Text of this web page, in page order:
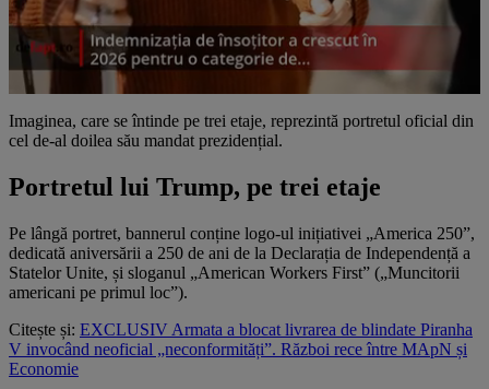
Imaginea, care se întinde pe trei etaje, reprezintă portretul oficial din
cel de-al doilea său mandat prezidențial.
Portretul lui Trump, pe trei etaje
Pe lângă portret, bannerul conține logo-ul inițiativei „America 250”,
dedicată aniversării a 250 de ani de la Declarația de Independență a
Statelor Unite, și sloganul „American Workers First” („Muncitorii
americani pe primul loc”).
Citește și: EXCLUSIV Armata a blocat livrarea de blindate Piranha
V invocând neoficial „neconformități”. Război rece între MApN și
Economie